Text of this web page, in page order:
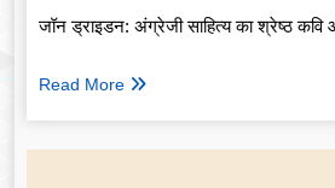
जॉन ड्राइडन: अंग्रेजी साहित्य का श्रेष्ठ
Read More